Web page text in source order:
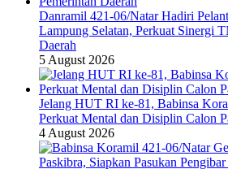
Danramil 421-06/Natar Hadiri
Lampung Selatan, Perkuat Sinergi
Daerah
5 August 2026
Jelang HUT RI ke-81, Babinsa
Perkuat Mental dan Disiplin Calon
4 August 2026